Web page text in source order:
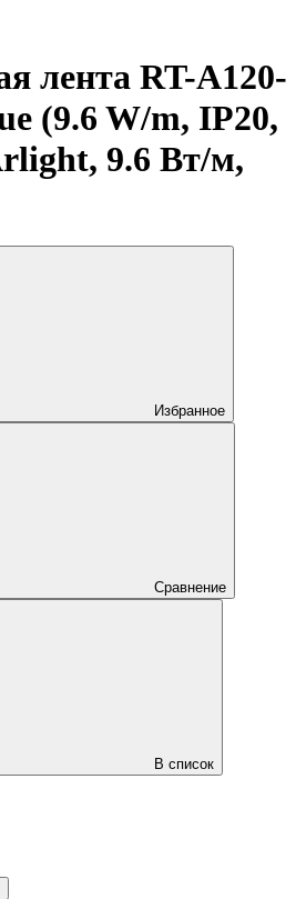
лента RT-A120-
(9.6 W/m, IP20,
9.6 Вт/м,
Избранное
Сравнение
В список